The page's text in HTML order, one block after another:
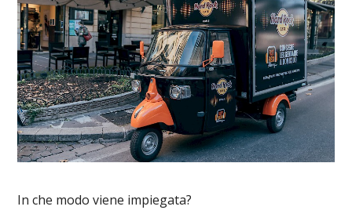
In che modo viene impiegata?